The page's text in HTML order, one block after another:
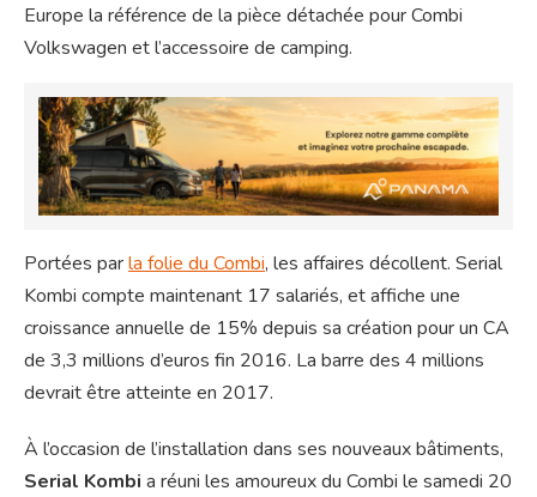
Europe la référence de la pièce détachée pour Combi
Volkswagen et l’accessoire de camping.
Portées parla folie du Combi, les affaires décollent. Serial
Kombi compte maintenant 17 salariés, et affiche une
croissance annuelle de 15% depuis sa création pour un CA
de 3,3 millions d’euros fin 2016. La barre des 4 millions
devrait être atteinte en 2017.
À l’occasion de l’installation dans ses nouveaux bâtiments,
Serial Kombi a réuni les amoureux du Combi le samedi 20